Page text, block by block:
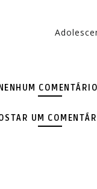
NENHUM
UM